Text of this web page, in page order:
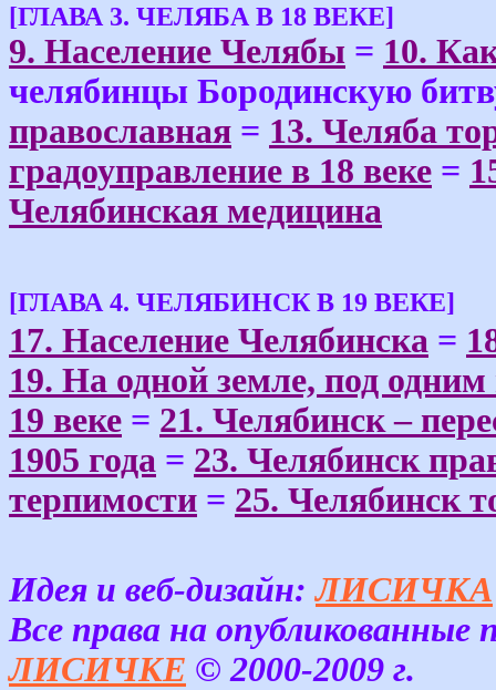
[ГЛАВА 3. ЧЕЛЯБА В 18 ВЕКЕ]
9. Население Челябы = 10.
челябинцы Бородинскую
православная = 13. Челяба
градоуправление в 18 веке =
Челябинская медицина
[ГЛАВА 4. ЧЕЛЯБИНСК В 19 ВЕКЕ]
17. Население Челябинска =
19. На одной земле, под одним
19 веке = 21. Челябинск –
1905 года = 23. Челябинск
терпимости = 25. Челябинск
Идея и веб-дизайн:ЛИСИЧКА
Все права на
ЛИСИЧКЕ © 2000-2009 г.